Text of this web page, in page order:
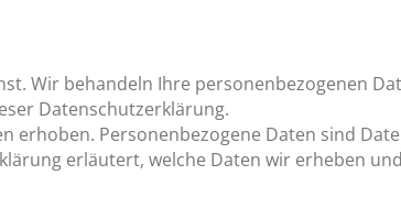
Wir behandeln Ihre personenbezogenen
Datenschutzerklärung.
erhoben. Personenbezogene Daten sind
erläutert, welche Daten wir erheben